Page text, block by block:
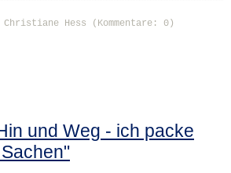
Christiane Hess (Kommentare: 0)
und Weg - ich packe